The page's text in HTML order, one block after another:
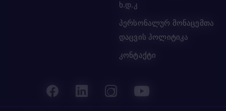
ხ.დ.კ
პერსონალურ მონაცემთა
დაცვის პოლიტიკა
კონტაქტი